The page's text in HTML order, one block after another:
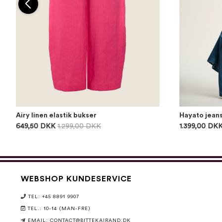
Airy linen elastik bukser
649,50 DKK 1.299,00 DKK
Hayato
1.399,00
WEBSHOP KUNDESERVICE
TEL: +45 8891 9907
TEL.: 10-14 (MAN-FRE)
EMAIL: CONTACT@BITTEKAIRAND.DK